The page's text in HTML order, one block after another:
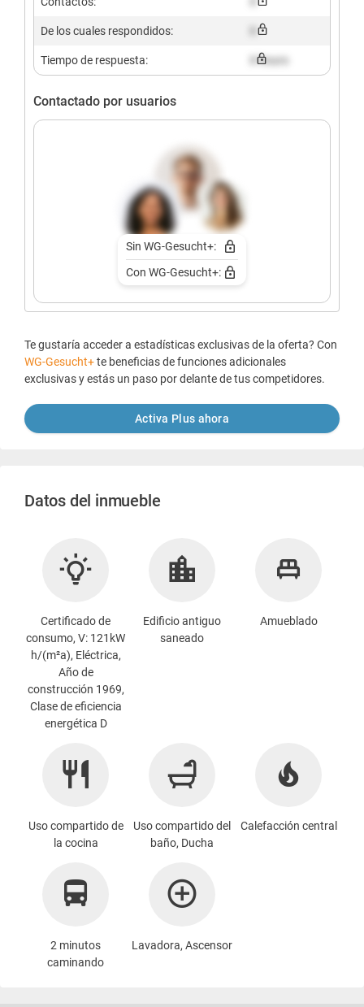
De los cuales respondidos:
Tiempo de respuesta: X hours
Contactado por usuarios
Sin WG-Gesucht+:
Con WG-Gesucht+:
Te gustaría acceder a estadísticas exclusivas de la oferta? Con
WG-Gesucht+te beneficias de funciones adicionales
exclusivas y estás un paso por delante de tus competidores.
Activa Plus ahora
Datos del inmueble
Certificado de
consumo, V: 121kW
h/(m²a), Eléctrica,
Año de
construcción 1969,
Clase de eficiencia
energética D
Edificio antiguo
saneado
Amueblado
Uso compartido de
la cocina
Uso compartido del
baño, Ducha
Calefacción central
2 minutos
caminando
Lavadora, Ascensor